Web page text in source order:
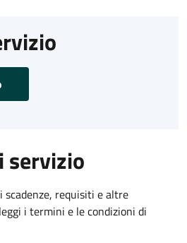
servizio
scadenze, requisiti e altre
i termini e le condizioni di